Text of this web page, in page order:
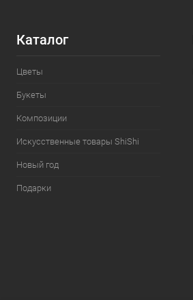
Каталог
Цветы
Букеты
Композиции
Искусственные товары ShiShi
Новый год
Подарки